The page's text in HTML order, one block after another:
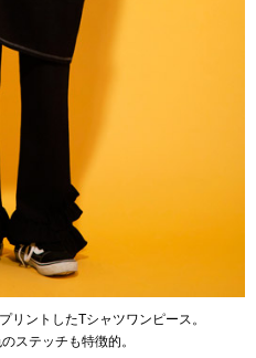
リントしたTシャツワンピース。
ステッチも特徴的。